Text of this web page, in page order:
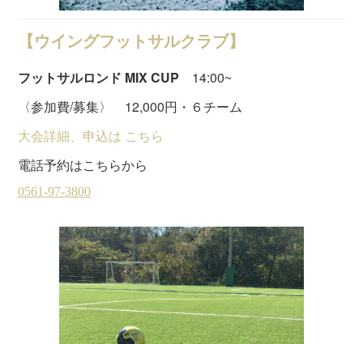
【ウイングフットサルクラブ】
フットサルロンド MIX CUP 14:00~
〈参加費/募集〉 12,000円・６チーム
大会詳細、申込は こちら
電話予約はこちらから